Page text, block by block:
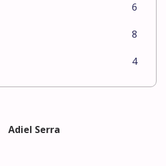
6
8
4
Adiel Serra